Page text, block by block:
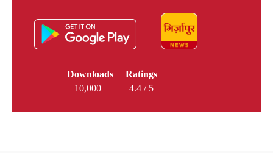
Downloads
10,000+
Ratings
4.4 / 5